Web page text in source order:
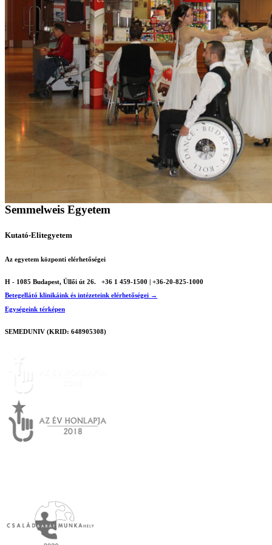
Semmelweis Egyetem
Kutató-Elitegyetem
Az egyetem központi elérhetőségei
H - 1085 Budapest, Üllői út 26.
+36 1 459-1500 | +36-20-825-1000
Betegellátó klinikáink és intézeteink elérhetőségei →
Egységeink térképen
SEMEDUNIV (KRID: 648905308)